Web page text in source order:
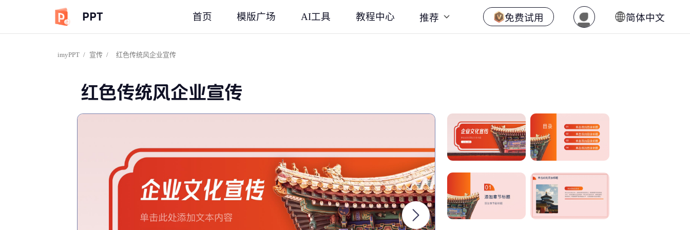
PPT 首页 模版广场 AI工具 教程中心 推荐 免费试用 简体中文
imyPPT / 宣传 / 红色传统风企业宣传
红色传统风企业宣传